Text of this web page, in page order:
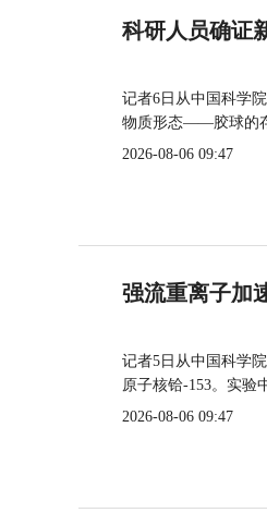
科研人员确证
记者6日从中国科学
物质形态——胶球的
2026-08-06 09:47
强流重离子加
记者5日从中国科学
原子核铪-153。实验
2026-08-06 09:47